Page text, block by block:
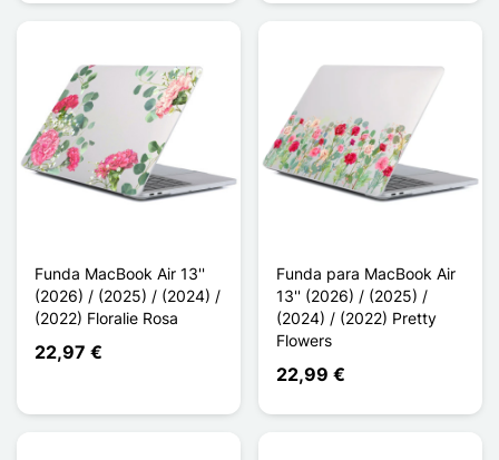
Funda MacBook Air 13''
(2026) / (2025) / (2024) /
(2022) Floralie Rosa
22,97 €
Funda para MacBook Air
13'' (2026) / (2025) /
(2024) / (2022) Pretty
Flowers
22,99 €